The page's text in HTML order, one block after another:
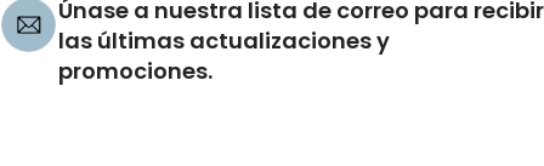
Únase a nuestra lista de correo para recibir
las últimas actualizaciones y
promociones.